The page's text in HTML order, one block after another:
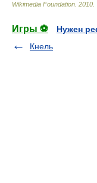
Wikimedia Foundation 2010
Игры ⚽
Нужен
Кнель